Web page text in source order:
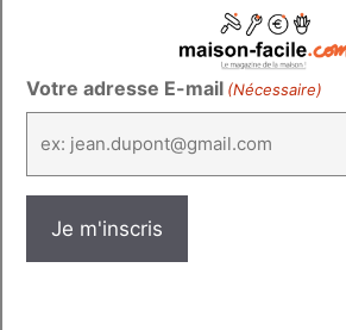
Votre adresse E-mail (Nécessaire)